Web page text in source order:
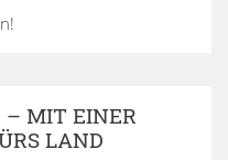
– MIT EINER
LAND